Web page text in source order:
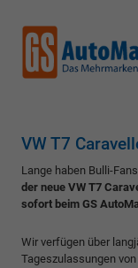
VW T7
Lange haben Bulli-
der neue VW T7
sofort beim GS
Wir verfügen über
Tageszulassungen